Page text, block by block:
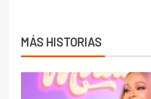
MÁS HISTORIAS